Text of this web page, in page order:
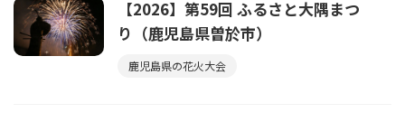
【2026】第59回 ふるさと大隅まつ
り（鹿児島県曽於市）
鹿児島県の花火大会